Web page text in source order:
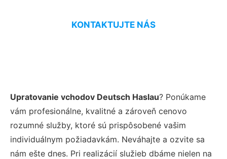
KONTAKTUJTE NÁS
Upratovanie vchodov Deutsch Haslau? Ponúkame
vám profesionálne, kvalitné a zároveň cenovo
rozumné služby, ktoré sú prispôsobené vašim
individuálnym požiadavkám. Neváhajte a ozvite sa
nám ešte dnes. Pri realizácií služieb dbáme nielen na